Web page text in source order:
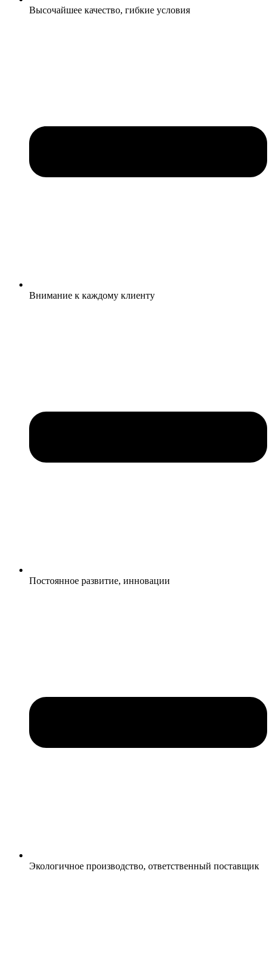
Высочайшее качество, гибкие условия
Внимание к каждому клиенту
Постоянное развитие, инновации
Экологичное производство, ответственный поставщик